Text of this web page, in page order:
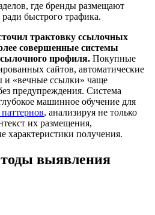
где бренды размещают
быстрого трафика.
трактовку ссылочных
совершенные системы
профиля. Покупные
сайтов, автоматические
и «вечные ссылки» чаще
предупреждения. Система
машинное обучение для
, анализируя не только
их размещения,
характеристики получения.
выявления